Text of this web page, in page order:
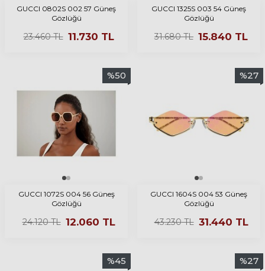
GUCCI 0802S 002 57 Güneş
Gözlüğü
23.460TL 11.730 TL
GUCCI 1325S 003 54 Güneş
Gözlüğü
31.680TL 15.840 TL
%50
GUCCI 1072S 004 56 Güneş
Gözlüğü
24.120TL 12.060 TL
%27
GUCCI 1604S 004 53 Güneş
Gözlüğü
43.230TL 31.440 TL
%45 %27